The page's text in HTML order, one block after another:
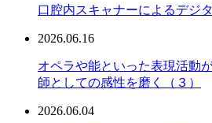
口腔内スキャナーによるデジ
2026.06.16
オペラや能といった表現活動
師としての感性を磨く（３）
2026.06.04